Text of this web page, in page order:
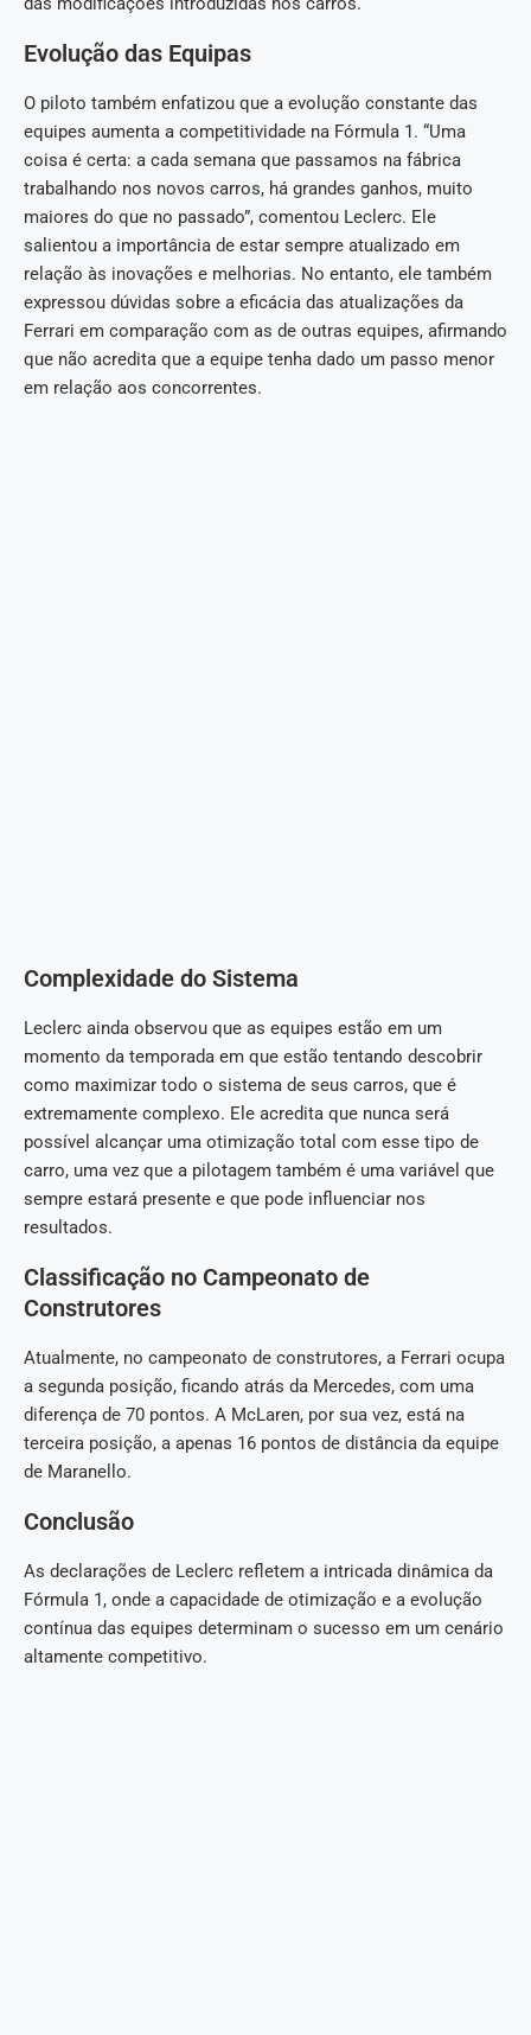
Evolução das Equipas
O piloto também enfatizou que a evolução constante das
equipes aumenta a competitividade na Fórmula 1. “Uma
coisa é certa: a cada semana que passamos na fábrica
trabalhando nos novos carros, há grandes ganhos, muito
maiores do que no passado”, comentou Leclerc. Ele
salientou a importância de estar sempre atualizado em
relação às inovações e melhorias. No entanto, ele também
expressou dúvidas sobre a eficácia das atualizações da
Ferrari em comparação com as de outras equipes, afirmando
que não acredita que a equipe tenha dado um passo menor
em relação aos concorrentes.
Complexidade do Sistema
Leclerc ainda observou que as equipes estão em um
momento da temporada em que estão tentando descobrir
como maximizar todo o sistema de seus carros, que é
extremamente complexo. Ele acredita que nunca será
possível alcançar uma otimização total com esse tipo de
carro, uma vez que a pilotagem também é uma variável que
sempre estará presente e que pode influenciar nos
resultados.
Classificação no Campeonato de
Construtores
Atualmente, no campeonato de construtores, a Ferrari ocupa
a segunda posição, ficando atrás da Mercedes, com uma
diferença de 70 pontos. A McLaren, por sua vez, está na
terceira posição, a apenas 16 pontos de distância da equipe
de Maranello.
Conclusão
As declarações de Leclerc refletem a intricada dinâmica da
Fórmula 1, onde a capacidade de otimização e a evolução
contínua das equipes determinam o sucesso em um cenário
altamente competitivo.